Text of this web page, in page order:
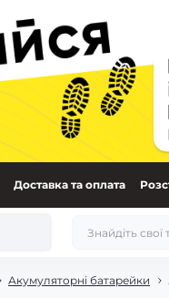
Доставка та оплата
Акумуляторні батарейки